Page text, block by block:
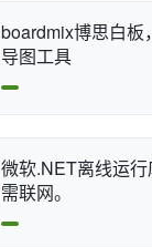
boardmix博思白板
导图工具
微软.NET离线运
需联网。